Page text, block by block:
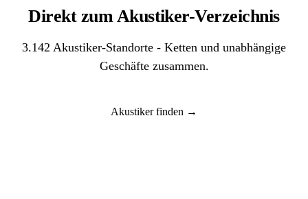
Direkt zum Akustiker-Verzeichnis
3.142 Akustiker-Standorte - Ketten und unabhängige
Geschäfte zusammen.
Akustiker finden →